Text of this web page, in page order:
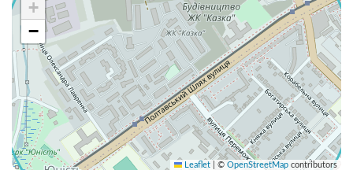
+
−
Leaflet © OpenStreetMap contributors